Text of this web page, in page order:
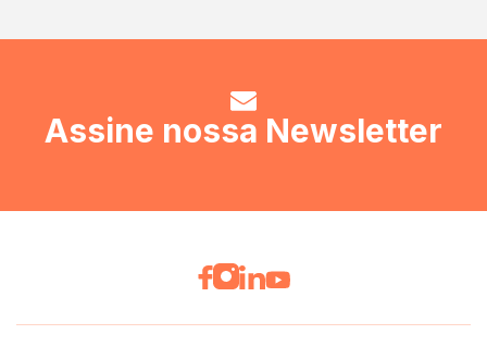
Assine nossa Newsletter